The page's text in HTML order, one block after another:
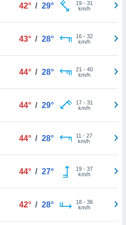
42° / 29° 19- 31
km/h
43° / 28° 16- 32
km/h
44° / 28° 21 - 40
km/h
44° / 29° 17- 31
km/h
44° / 28° 11 - 27
km/h
44° / 27° 19- 37
km/h
42° / 28° 18- 36
km/h